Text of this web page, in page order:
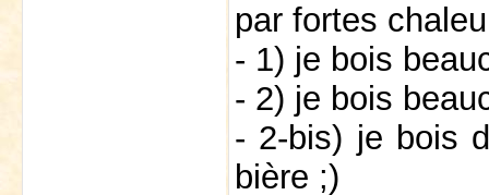
par fortes
- 1) je bois
- 2) je bois
- 2-bis) je bois
bière ;)